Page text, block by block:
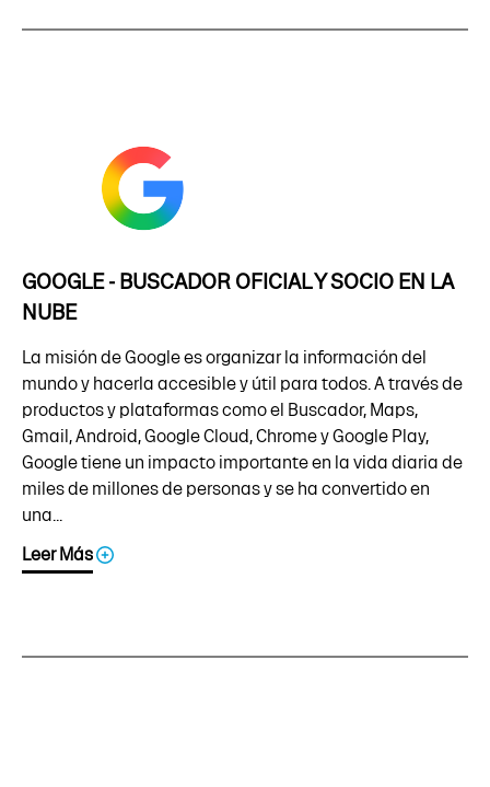
GOOGLE - BUSCADOR OFICIAL Y SOCIO EN LA
NUBE
La misión de Google es organizar la información del
mundo y hacerla accesible y útil para todos. A través de
productos y plataformas como el Buscador, Maps,
Gmail, Android, Google Cloud, Chrome y Google Play,
Google tiene un impacto importante en la vida diaria de
miles de millones de personas y se ha convertido en
una...
Leer Más